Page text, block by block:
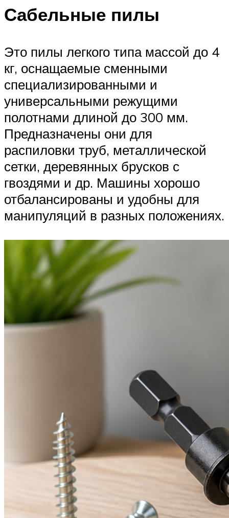
Сабельные пилы
Это пилы легкого типа массой до 4
кг, оснащаемые сменными
специализированными и
универсальными режущими
полотнами длиной до 300 мм.
Предназначены они для
распиловки труб, металлической
сетки, деревянных брусков с
гвоздями и др. Машины хорошо
отбалансированы и удобны для
манипуляций в разных положениях.